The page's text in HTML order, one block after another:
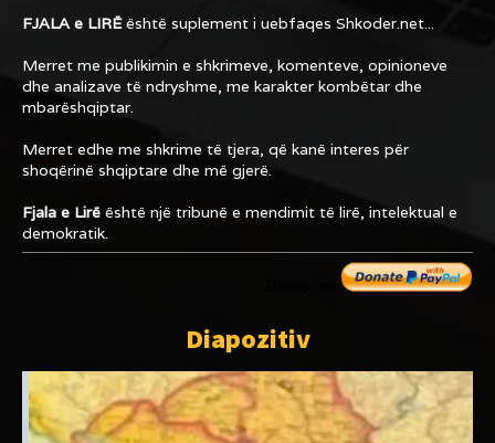
FJALA e LIRËështë suplement i uebfaqes Shkoder.net...
Merret me publikimin e shkrimeve, komenteve, opinioneve
dhe analizave të ndryshme, me karakter kombëtar dhe
mbarëshqiptar.
Merret edhe me shkrime të tjera, që kanë interes për
shoqërinë shqiptare dhe më gjerë.
Fjala e Lirë është një tribunë e mendimit të lirë, intelektual e
demokratik.
Diapozitiv